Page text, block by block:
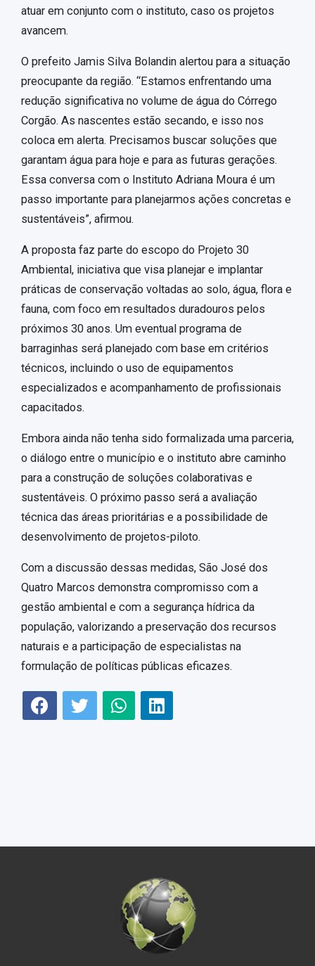
atuar em conjunto com o instituto, caso os projetos
avancem.
O prefeito Jamis Silva Bolandin alertou para a situação
preocupante da região. “Estamos enfrentando uma
redução significativa no volume de água do Córrego
Corgão. As nascentes estão secando, e isso nos
coloca em alerta. Precisamos buscar soluções que
garantam água para hoje e para as futuras gerações.
Essa conversa com o Instituto Adriana Moura é um
passo importante para planejarmos ações concretas e
sustentáveis”, afirmou.
A proposta faz parte do escopo do Projeto 30
Ambiental, iniciativa que visa planejar e implantar
práticas de conservação voltadas ao solo, água, flora e
fauna, com foco em resultados duradouros pelos
próximos 30 anos. Um eventual programa de
barraginhas será planejado com base em critérios
técnicos, incluindo o uso de equipamentos
especializados e acompanhamento de profissionais
capacitados.
Embora ainda não tenha sido formalizada uma parceria,
o diálogo entre o município e o instituto abre caminho
para a construção de soluções colaborativas e
sustentáveis. O próximo passo será a avaliação
técnica das áreas prioritárias e a possibilidade de
desenvolvimento de projetos-piloto.
Com a discussão dessas medidas, São José dos
Quatro Marcos demonstra compromisso com a
gestão ambiental e com a segurança hídrica da
população, valorizando a preservação dos recursos
naturais e a participação de especialistas na
formulação de políticas públicas eficazes.